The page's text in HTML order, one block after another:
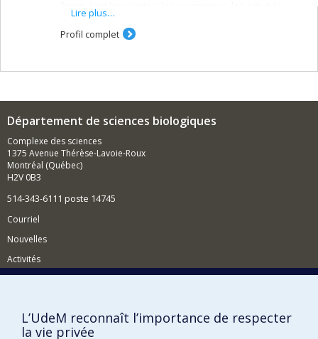
humaines et le climat dans différents paysages
modifient les stocks et les flux de ces éléments et
influencent la qualité globale de l'eau. Notre travail vise
points de contrôle biogéochimique pour la protection à
Lire plus…
Profil complet
Département de sciences biologiques
Complexe des sciences
1375 Avenue Thérèse-Lavoie-Roux
Montréal (Québec)
H2V 0B3
514-343-6111 poste 14745
Courriel
Nouvelles
Activités
BESOIN D'AIDE?
Plan du site
L’UdeM reconnaît l’importance de respecter
la vie privée